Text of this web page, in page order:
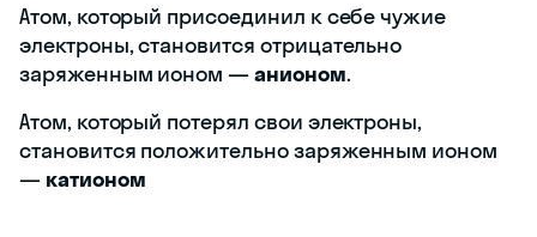
Атом, который присоединил к себе чужие
электроны, становится отрицательно
заряженным ионом —анионом.
Атом, который потерял свои электроны,
становится положительно заряженным ионом
— катионом